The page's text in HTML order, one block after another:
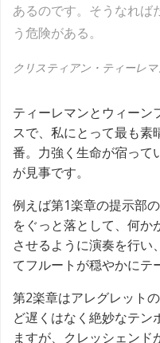
あるのです。そうなれば
う危険がある。
クリスティアン・ティーレ
ティーレマンとウィーン
スで、私にとって最も素
番。力強く生命が宿って
が見事です。
例えば第1楽章の提示部
をぐっと落として、何か
させるように演奏を行い
てフルートが穏やかにテ
第2楽章はアレグレット
ど遅くはなく絶妙なテン
ますが、クレッシェンド